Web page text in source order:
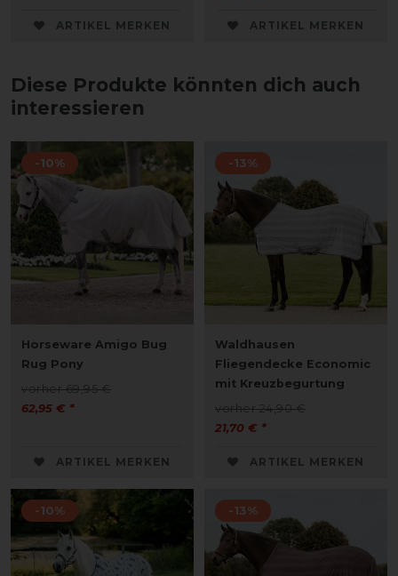
ARTIKEL MERKEN ARTIKEL MERKEN
Diese Produkte könnten dich auch
interessieren
-10%
Horseware Amigo Bug
Rug Pony
vorher 69,95 €
62,95 € *
ARTIKEL MERKEN
-13%
Waldhausen
Fliegendecke Economic
mit Kreuzbegurtung
vorher 24,90 €
21,70 € *
ARTIKEL MERKEN
-10% -13%